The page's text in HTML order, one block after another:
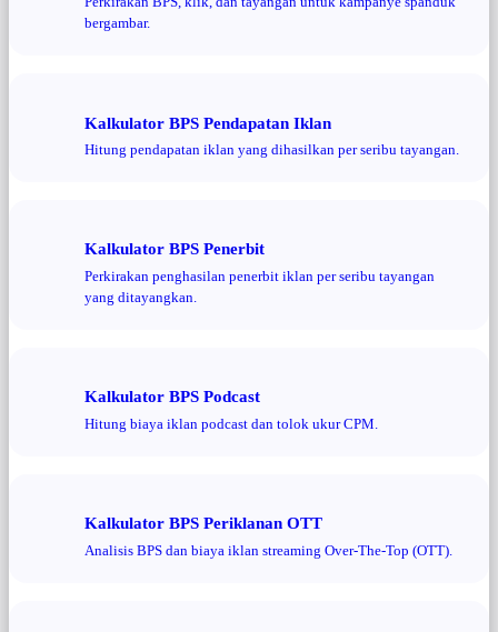
bergambar.
Kalkulator BPS Pendapatan Iklan
Hitung pendapatan iklan yang dihasilkan per seribu tayangan.
Kalkulator BPS Penerbit
Perkirakan penghasilan penerbit iklan per seribu tayangan
yang ditayangkan.
Kalkulator BPS Podcast
Hitung biaya iklan podcast dan tolok ukur CPM.
Kalkulator BPS Periklanan OTT
Analisis BPS dan biaya iklan streaming Over-The-Top (OTT).